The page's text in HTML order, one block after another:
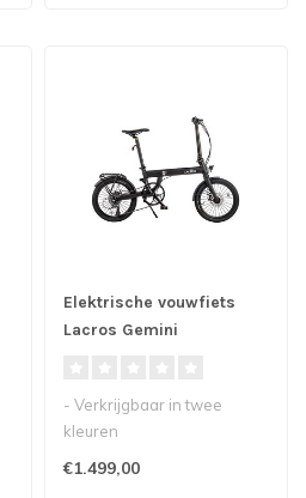
Elektrische vouwfiets
Lacros Gemini
- Verkrijgbaar in twee
kleuren
€1.499,00